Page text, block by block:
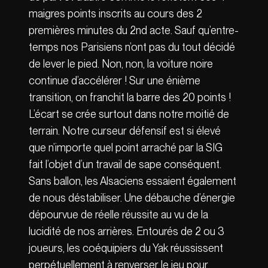
maigres points inscrits au cours des 2
premières minutes du 2nd acte. Sauf qu’entre-
temps nos Parisiens n’ont pas du tout décidé
de lever le pied. Non, non, la voiture noire
continue d’accélérer ! Sur une énième
transition, on franchit la barre des 20 points !
L’écart se crée surtout dans notre moitié de
terrain. Notre curseur défensif est si élevé
que n’importe quel point arraché par la SIG
fait l’objet d’un travail de sape conséquent.
Sans ballon, les Alsaciens essaient également
de nous déstabiliser. Une débauche d’énergie
dépourvue de réelle réussite au vu de la
lucidité de nos arrières. Entourés de 2 ou 3
joueurs, les coéquipiers du Yak réussissent
perpétuellement à renverser le jeu pour